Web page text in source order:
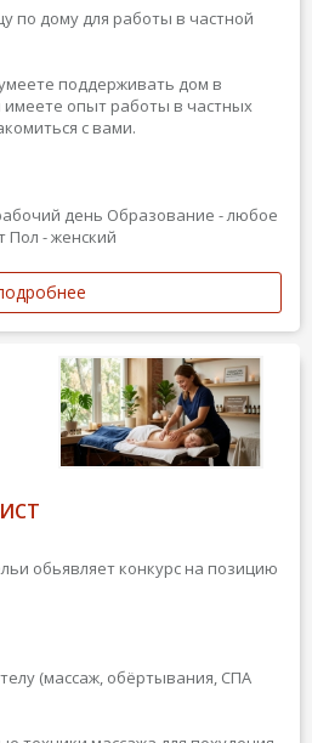
дому для работы в частной
поддерживать дом в
имеете опыт работы в частных
с вами.
день Образование - любое
Пол - женский
обьявляет конкурс на позицию
(массаж, обёртывания, СПА